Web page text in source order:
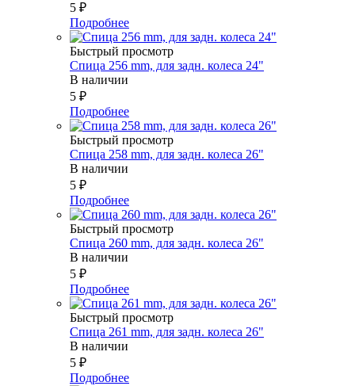
5 ₽
Подробнее
Быстрый просмотр
Спица 256 mm, для задн. колеса 24"
В наличии
5 ₽
Подробнее
Быстрый просмотр
Спица 258 mm, для задн. колеса 26"
В наличии
5 ₽
Подробнее
Быстрый просмотр
Спица 260 mm, для задн. колеса 26"
В наличии
5 ₽
Подробнее
Быстрый просмотр
Спица 261 mm, для задн. колеса 26"
В наличии
5 ₽
Подробнее